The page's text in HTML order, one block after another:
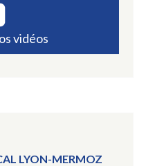
vidéos
LYON-MERMOZ